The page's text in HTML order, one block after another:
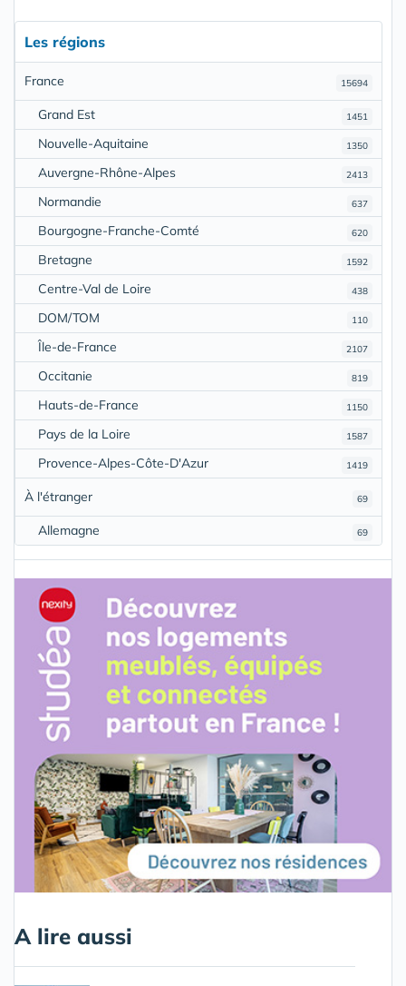
Les régions
15694
France
1451
Grand Est
1350
Nouvelle-Aquitaine
2413
Auvergne-Rhône-Alpes
637
Normandie
620
Bourgogne-Franche-Comté
1592
Bretagne
438
Centre-Val de Loire
110
DOM/TOM
2107
Île-de-France
819
Occitanie
1150
Hauts-de-France
1587
Pays de la Loire
1419
Provence-Alpes-Côte-D'Azur
69
À l'étranger
69
Allemagne
A lire aussi